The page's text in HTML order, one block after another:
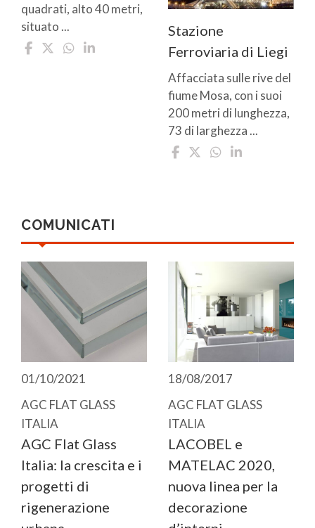
quadrati, alto 40 metri,
situato ...
Stazione
Ferroviaria di Liegi
Affacciata sulle rive del
fiume Mosa, con i suoi
200 metri di lunghezza,
73 di larghezza ...
COMUNICATI
01/10/2021
AGC FLAT GLASS
ITALIA
AGC Flat Glass
Italia: la crescita e i
progetti di
rigenerazione
18/08/2017
AGC FLAT GLASS
ITALIA
LACOBEL e
MATELAC 2020,
nuova linea per la
decorazione